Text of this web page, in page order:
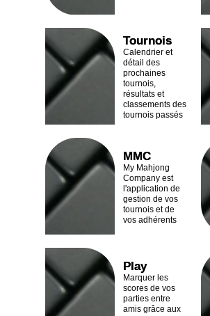
Tournois
Calendrier et
détail des
prochaines
tournois,
résultats et
classements des
tournois passés
MMC
My Mahjong
Company est
l'application de
gestion de vos
tournois et de
vos adhérents
Play
Marquer les
scores de vos
parties entre
amis grâce aux